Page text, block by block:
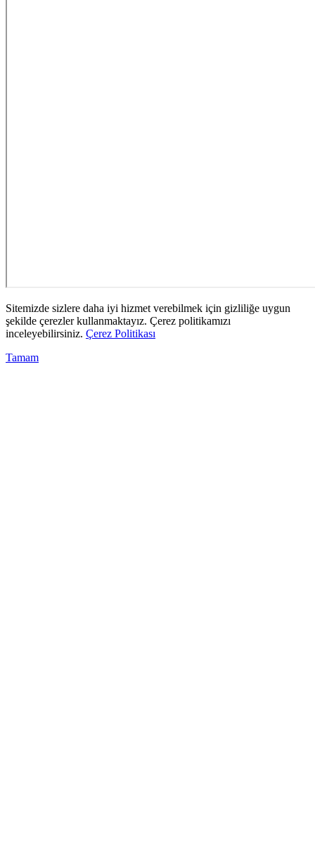
Sitemizde sizlere daha iyi hizmet verebilmek için gizliliğe uygun
şekilde çerezler kullanmaktayız. Çerez politikamızı
inceleyebilirsiniz. Çerez Politikası
Tamam